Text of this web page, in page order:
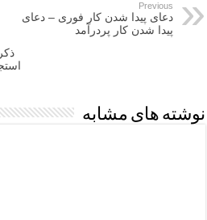
Previous
دعای پیدا شدن کار فوری – دعای
پیدا شدن کار پردرآمد
نوشته های مشابه